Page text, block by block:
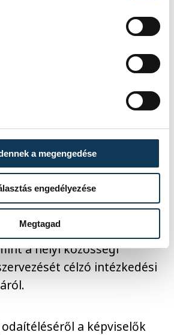
a megengedése
engedélyezése
Megtagad
továbbá a Házgyári
emeletének állami
tulajdonba
a helyi közösségi
célzó intézkedési
a képviselők